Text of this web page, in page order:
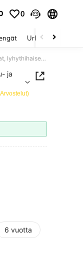
0
Urheilu & Ulkoilu
Nuoren pojan muodikas tyylikäs ja elegantti ulkoilu- ja vapaa-ajan uimapuku-setti, söpö eläinaiheinen digitaaliprintti, raglanhihat, lyhythihaiset shortsit, kesä, UV-suojapaita
ja
6 vuotta